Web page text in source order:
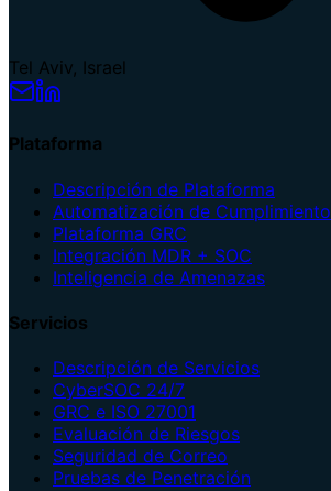
Tel Aviv, Israel
Plataforma
Descripción de Plataforma
Automatización de Cumplimiento
Plataforma GRC
Integración MDR + SOC
Inteligencia de Amenazas
Servicios
Descripción de Servicios
CyberSOC 24/7
GRC e ISO 27001
Evaluación de Riesgos
Seguridad de Correo
Pruebas de Penetración